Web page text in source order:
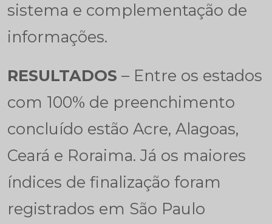
sistema e complementação de
informações.
RESULTADOS – Entre os estados
com 100% de preenchimento
concluído estão Acre, Alagoas,
Ceará e Roraima. Já os maiores
índices de finalização foram
registrados em São Paulo